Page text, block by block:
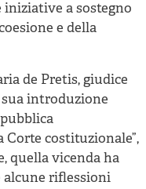
iniziative a sostegno
e della
de Pretis, giudice
introduzione
costituzionale”,
quella vicenda ha
alcune riflessioni